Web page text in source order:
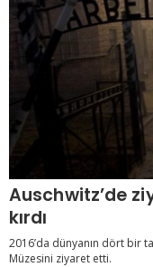
Auschwitz’de
kırdı
2016’da dünyanın dört bir
Müzesini ziyaret etti.